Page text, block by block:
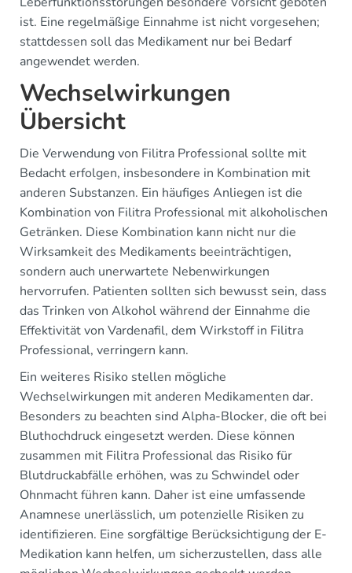
ist. Eine regelmäßige Einnahme ist nicht vorgesehen;
stattdessen soll das Medikament nur bei Bedarf
angewendet werden.
Wechselwirkungen
Übersicht
Die Verwendung von Filitra Professional sollte mit
Bedacht erfolgen, insbesondere in Kombination mit
anderen Substanzen. Ein häufiges Anliegen ist die
Kombination von Filitra Professional mit alkoholischen
Getränken. Diese Kombination kann nicht nur die
Wirksamkeit des Medikaments beeinträchtigen,
sondern auch unerwartete Nebenwirkungen
hervorrufen. Patienten sollten sich bewusst sein, dass
das Trinken von Alkohol während der Einnahme die
Effektivität von Vardenafil, dem Wirkstoff in Filitra
Professional, verringern kann.
Ein weiteres Risiko stellen mögliche
Wechselwirkungen mit anderen Medikamenten dar.
Besonders zu beachten sind Alpha-Blocker, die oft bei
Bluthochdruck eingesetzt werden. Diese können
zusammen mit Filitra Professional das Risiko für
Blutdruckabfälle erhöhen, was zu Schwindel oder
Ohnmacht führen kann. Daher ist eine umfassende
Anamnese unerlässlich, um potenzielle Risiken zu
identifizieren. Eine sorgfältige Berücksichtigung der E-
Medikation kann helfen, um sicherzustellen, dass alle